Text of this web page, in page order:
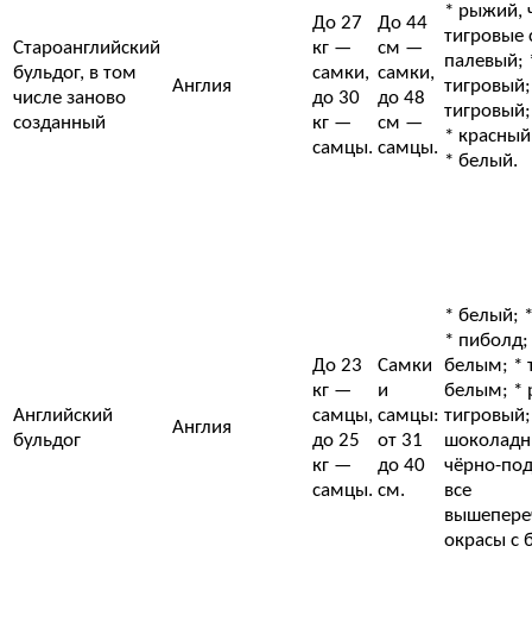
Староанглийский
бульдог, в том
числе заново
созданный
Англия
До 27
кг —
самки,
до 30
кг —
самцы.
До 44
см —
самки,
до 48
см —
самцы.
* рыжий,
палевый;
*
* белый.
Английский
бульдог
Англия
До 23
кг —
самцы,
до 25
кг —
самцы.
Самки
и
самцы:
от 31
до 40
см.
* белый;
*
белым; *
белым; *
чёрно-
все
окрасы с